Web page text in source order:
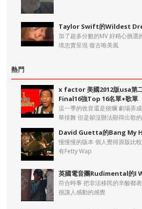
Taylor Swift的Wildest
加了超多分數的MV 好精心挑選
境忠實呈現 復古唯美風
熱門
x factor 美國2012版usa第
Final16強Top 16名單+歌單
這一季的收音還是很爛 劇場弄
華排舞 但是卻沒辦法顯得出歌
David Guetta的Bang My
慢慢慢的版本 個人覺得原版比
有Fetty Wap
英國電音團Rudimental的I
符合時事 把非法移民的辛酸都
很讓人感動的感覺